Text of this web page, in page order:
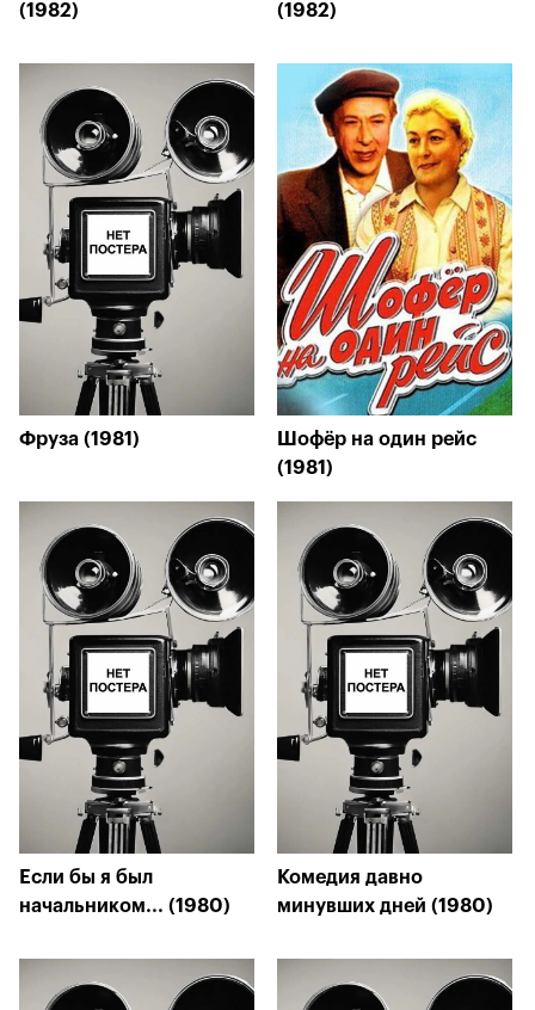
(1982)
(1982)
Фруза (1981)
Шофёр на один рейс
(1981)
Если бы я был
начальником... (1980)
Комедия давно
минувших дней (1980)